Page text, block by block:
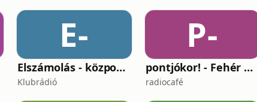
E-
Elszámolás - központosítás, lojalitás és a függetlenség ára
Klubrádió
P-
pontjókor! - Fehér Mariannal
radiocafé